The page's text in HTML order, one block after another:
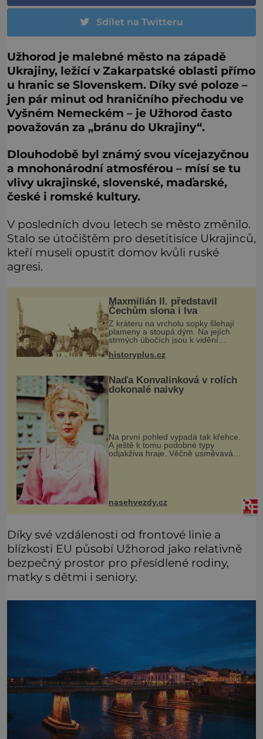
Sdílet na Twitteru
Užhorod je malebné město na západě
Ukrajiny, ležící v Zakarpatské oblasti přímo
u hranic se Slovenskem. Díky své poloze –
jen pár minut od hraničního přechodu ve
Vyšném Nemeckém – je Užhorod často
považován za „bránu do Ukrajiny“.
Dlouhodobě byl známý svou vícejazyčnou
a mnohonárodní atmosférou – mísí se tu
vlivy ukrajinské, slovenské, maďarské,
české i romské kultury.
V posledních dvou letech se město změnilo.
Stalo se útočištěm pro desetitisíce Ukrajinců,
kteří museli opustit domov kvůli ruské
agresi.
Maxmilián II. představil
Čechům slona i lva
Z kráteru na vrcholu sopky šlehají
plameny a stoupá dým. Na jejích
strmých úbočích jsou k vidění
kamzíci a prohánějí se tu i veverky.
Kupodivu nejde třeba o sicilskou
historyplus.cz
Naďa Konvalinková v rolích
dokonalé naivky
Na první pohled vypadá tak křehce.
A ještě k tomu podobné typy
odjakživa hraje. Věčně usměvavá
nasehvezdy.cz
Díky své vzdálenosti od frontové linie a
blízkosti EU působí Užhorod jako relativně
bezpečný prostor pro přesídlené rodiny,
matky s dětmi i seniory.